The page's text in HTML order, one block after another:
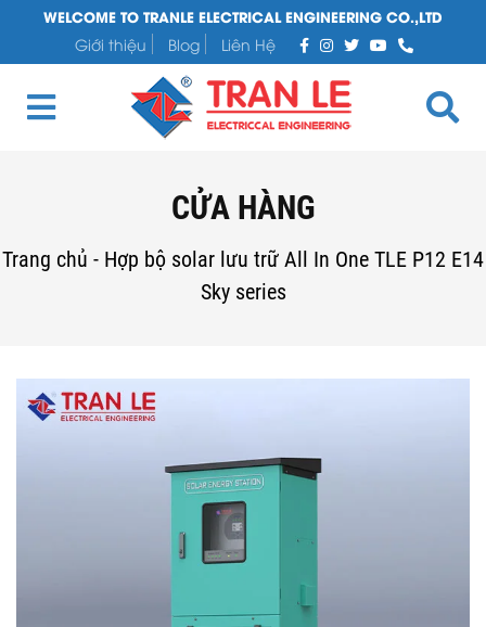
WELCOME TO TRANLE ELECTRICAL ENGINEERING CO.,LTD
Giới thiệu
Blog Liên Hệ
CỬA HÀNG
Trang chủ - Hợp bộ solar lưu trữ All In One TLE P12 E14
Sky series